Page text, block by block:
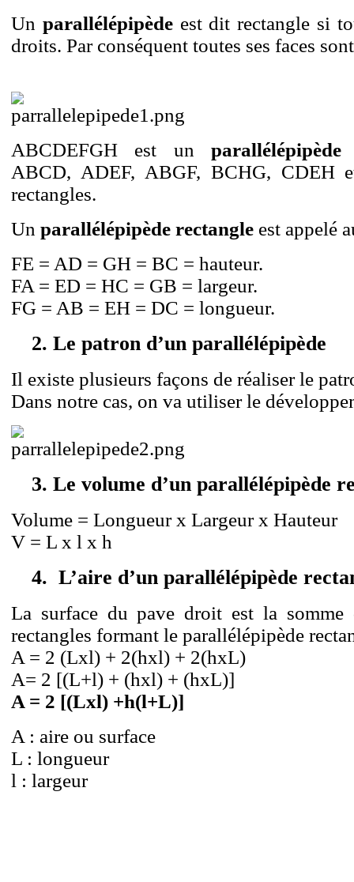
Un parallélépipèdeest dit rectangle si
droits. Par conséquent toutes ses faces
ABCDEFGH est unparallélépipède
ABCD, ADEF, ABGF, BCHG, CDEH
rectangles.
Un parallélépipède rectangle est appelé
FE = AD = GH = BC = hauteur.
FA = ED = HC = GB = largeur.
FG = AB = EH = DC = longueur.
2. Le patron d’un parallélépipède
Il existe plusieurs façons de réaliser le
Dans notre cas, on va utiliser le
3. Le volume d’un parallélépipède
Volume = Longueur x Largeur x Hauteur
V = L x l x h
4. L’aire d’un parallélépipède
La surface du pave droit est la somme
rectangles formant le parallélépipède
A = 2 (Lxl) + 2(hxl) + 2(hxL)
A= 2 [(L+l) + (hxl) + (hxL)]
A = 2 [(Lxl) +h(l+L)]
A : aire ou surface
L : longueur
l : largeur